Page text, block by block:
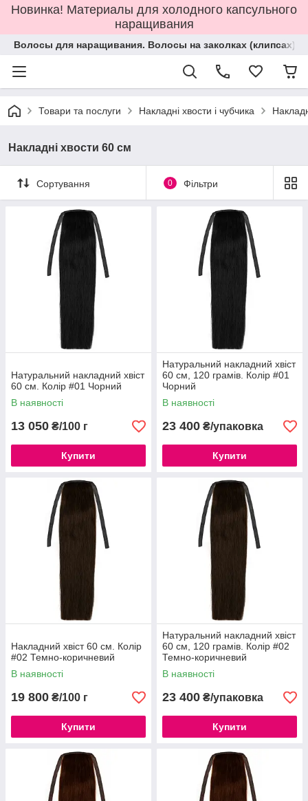
Новинка! Материалы для холодного капсульного
наращивания
Волосы для наращивания. Волосы на заколках (клипсах).
Товари та послуги Накладні хвости і чубчика
Накладні хвости 60 см
Сортування 0 Фільтри
Натуральний накладний хвіст
60 см. Колір #01 Чорний
В наявності
13 050 ₴/100 г
Купити
Натуральний накладний хвіст
60 см, 120 грамів. Колір #01
Чорний
В наявності
23 400 ₴/упаковка
Купити
Накладний хвіст 60 см. Колір
#02 Темно-коричневий
В наявності
19 800 ₴/100 г
Купити
Натуральний накладний хвіст
60 см, 120 грамів. Колір #02
Темно-коричневий
В наявності
23 400 ₴/упаковка
Купити